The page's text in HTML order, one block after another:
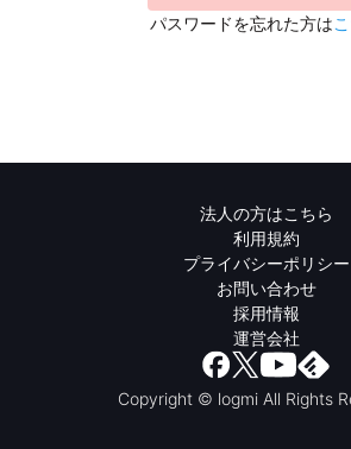
パスワードを忘れた方は
法人の方はこちら
利用規約
プライバシーポリシー
お問い合わせ
採用情報
運営会社
Copyright © logmi All Rights